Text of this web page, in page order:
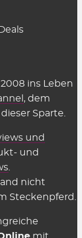
ins Leben
, dem
Sparte.
und
und
.
nicht
Steckenpferd.